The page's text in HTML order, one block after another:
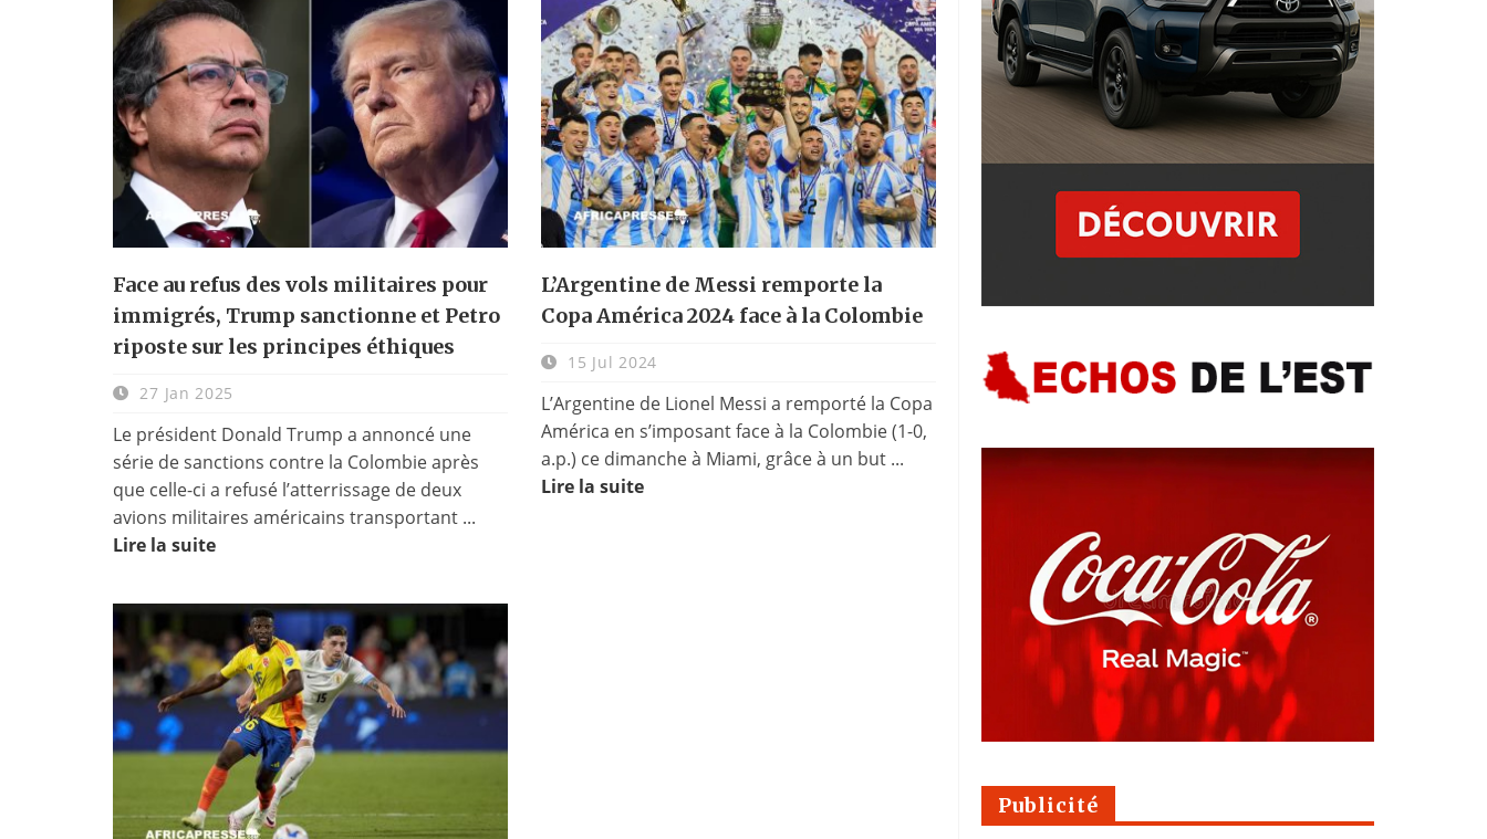
Face au refus des vols militaires pour
immigrés, Trump sanctionne et Petro
riposte sur les principes éthiques
27 Jan 2025
Le président Donald Trump a annoncé une
série de sanctions contre la Colombie après
que celle-ci a refusé l’atterrissage de deux
avions militaires américains transportant ...
Lire la suite
L’Argentine de Messi remporte la
Copa América 2024 face à la Colombie
15 Jul 2024
L’Argentine de Lionel Messi a remporté la Copa
América en s’imposant face à la Colombie (1-0,
a.p.) ce dimanche à Miami, grâce à un but ...
Lire la suite
Publicité